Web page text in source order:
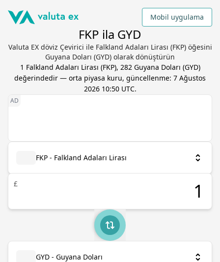
Mobil uygulama
FKP ila GYD
Valuta EX döviz Çevirici ile Falkland Adaları Lirası (FKP) öğesini
Guyana Doları (GYD) olarak dönüştürün
1 Falkland Adaları Lirası (FKP), 282 Guyana Doları (GYD)
değerindedir — orta piyasa kuru, güncellenme: 7 Ağustos
2026 10:50 UTC.
FKP - Falkland Adaları Lirası
£
GYD - Guyana Doları